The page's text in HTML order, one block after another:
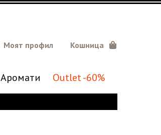
Моят профил Кошница
Аромати Outlet -60%